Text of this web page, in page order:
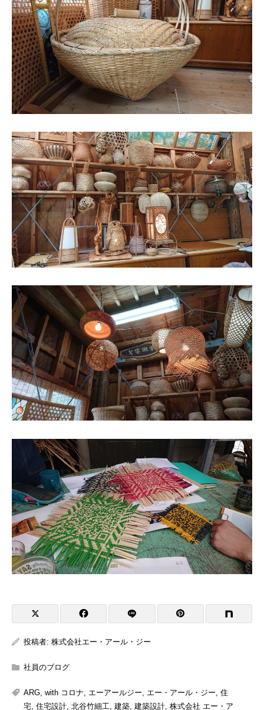
投稿者: 株式会社エー・アール・ジー
社員のブログ
ARG with コロナ エーアールジー エー・アール・ジー 住
宅 住宅設計 北谷竹細工 建築 建築設計 株式会社 エー・ア